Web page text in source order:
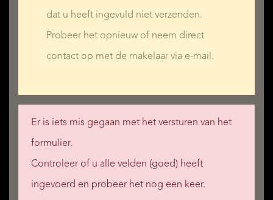
dat u heeft ingevuld niet verzenden.
Probeer het opnieuw of neem direct
contact op met de makelaar via e-mail.
Er is iets mis gegaan met het versturen van het
formulier.
Controleer of u alle velden (goed) heeft
ingevoerd en probeer het nog een keer.